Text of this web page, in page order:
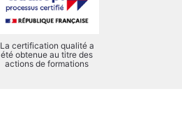
La certification qualité a
été obtenue au titre des
actions de formations